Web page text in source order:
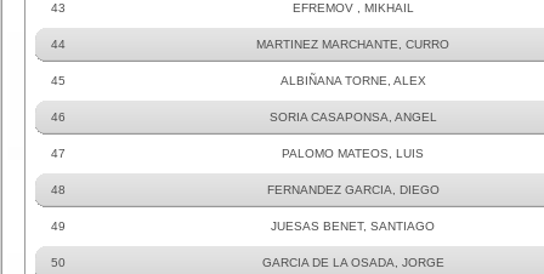
43 EFREMOV , MIKHAIL
44 MARTINEZ MARCHANTE, CURRO
45 ALBIÑANA TORNE, ALEX
46 SORIA CASAPONSA, ANGEL
47 PALOMO MATEOS, LUIS
48 FERNANDEZ GARCIA, DIEGO
49 JUESAS BENET, SANTIAGO
50 GARCIA DE LA OSADA, JORGE